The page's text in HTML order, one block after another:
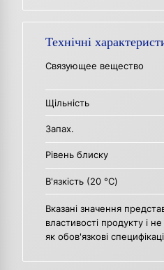
Технічні
Связующее вещество
Щільність
Запах.
Рівень блиску
В'язкість (20 °C)
Вказані значення
властивості продукту і
як обов'язкові